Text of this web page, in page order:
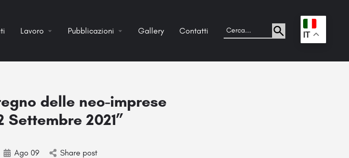
Lavoro Pubblicazioni Gallery Contatti . IT
delle neo-imprese
Settembre 2021”
Ago 09 Share post